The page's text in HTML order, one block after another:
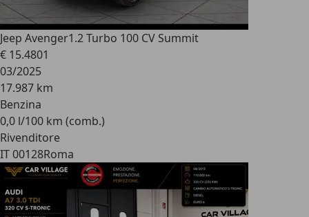
Jeep Avenger1.2 Turbo 100 CV Summit
€ 15.4801
03/2025
17.987 km
Benzina
0,0 l/100 km (comb.)
Rivenditore
IT 00128Roma